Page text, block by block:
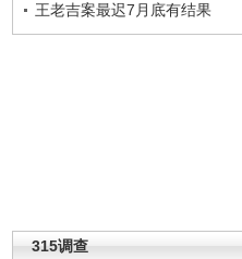
王老吉案最迟7月底有结果
315调查